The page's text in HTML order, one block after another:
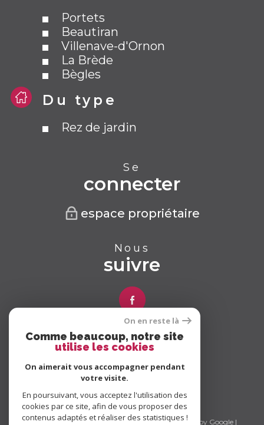
Portets
Beautiran
Villenave-d'Ornon
La Brède
Bègles
Du type
Rez de jardin
Se
connecter
espace propriétaire
Nous
suivre
Nous
adhérons
© 2026 | Tous droits réservés | Traduction powered by Google |
On en reste là
Comme beaucoup, notre site
utilise les cookies
On aimerait vous accompagner pendant
votre visite.
En poursuivant, vous acceptez l'utilisation des
cookies par ce site, afin de vous proposer des
contenus adaptés et réaliser des statistiques !